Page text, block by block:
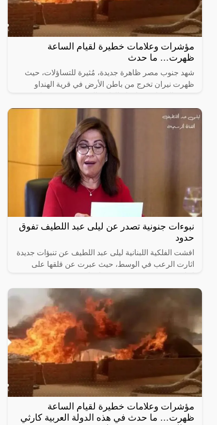
مؤشرات وعلامات خطيرة لقيام الساعة
ظهرت… ما حدث
شهد جنوب مصر ظاهرة جديدة، مُثيرة للتساؤلات، حيث
ظهرت نيران تخرج من باطن الأرض في قرية الهنداو
للنيران
نبوءات جنونية تصدر عن ليلى عبد اللطيف تفوق
حدود
افشت الفلكية اللبنانية ليلى عبد اللطيف عن تنبؤات جديدة
اثارت الرعب في الوسط، حيث عبرت عن قلقها على
مؤشرات وعلامات خطيرة لقيام الساعة
ظهرت… ما حدث في هذه الدولة العربية كارثي